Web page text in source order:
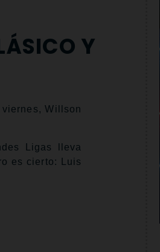
Y
Willson
Ligas lleva
es cierto: Luis